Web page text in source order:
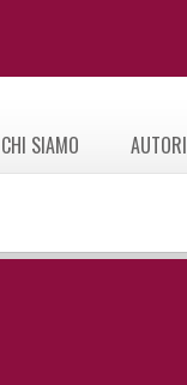
CHI SIAMO AUTORI